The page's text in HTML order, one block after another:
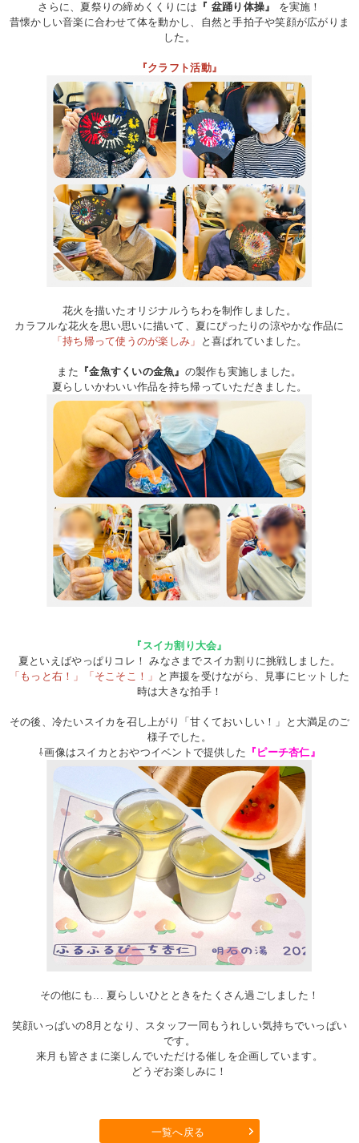
さらに、夏祭りの締めくくりには 『 盆踊り体操』
を実施！
昔懐かしい音楽に合わせて体を動かし、自然と手拍子や笑顔が広がりま
した。
『クラフト活動』
花火を描いたオリジナルうちわを制作しました。
カラフルな花火を思い思いに描いて、夏にぴったりの涼やかな作品に
「持ち帰って使うのが楽しみ」
と喜ばれていました。
また 『金魚すくいの金魚』 の製作も実施しました。
夏らしいかわいい作品を持ち帰っていただきました。
『スイカ割り大会』
夏といえばやっぱりコレ！ みなさまでスイカ割りに挑戦しました。
「もっと右！」「そこそこ！」 と声援を受けながら、見事にヒットした
時は大きな拍手！
その後、冷たいスイカを召し上がり「甘くておいしい！」と大満足のご
様子でした。
⇩画像はスイカとおやつイベントで提供した 『ピーチ杏仁』
その他にも... 夏らしいひとときをたくさん過ごしました！
笑顔いっぱいの8月となり、スタッフ一同もうれしい気持ちでいっぱい
です。
来月も皆さまに楽しんでいただける催しを企画しています。
どうぞお楽しみに！
一覧へ戻る